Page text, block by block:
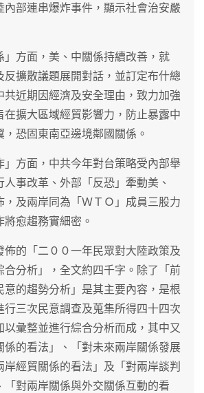
內部連串爆炸事件，顯示社會治安嚴
」方面，美、中關係持續改善，就
反擴散議題展開對話，並訂定布什總
共近期因經濟及安全理由，致力加強
在擴大區域經貿影響力，防止暴露中
恐固東南亞邊境鄰國關係。
」方面，中共今年對台策略受內部舉
事改革、外部「反恐」牽動美、
，及兩岸同為「ＷＴＯ」成員三股力
愈趨務實細密。
佈的「二００一年民眾對大陸政策及
合分析」，全文約四千字。除了「前
意的趨勢分析」是其主要內容，是根
行三次民意調查及蒐集所得四十四次
以彙整並進行綜合分析而成，其中又
係的看法」、「對未來兩岸關係發展
岸經貿關係的看法」及「對兩岸談判
「對兩岸關係與外交關係互動的看